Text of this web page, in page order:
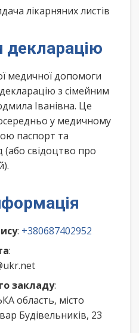
лікарняних листів
декларацію
медичної допомоги
з сімейним
Іванівна. Це
у медичному
паспорт та
(або свідоцтво про
: +380687402952
:
закладу:
область, місто
Будівельників, 23